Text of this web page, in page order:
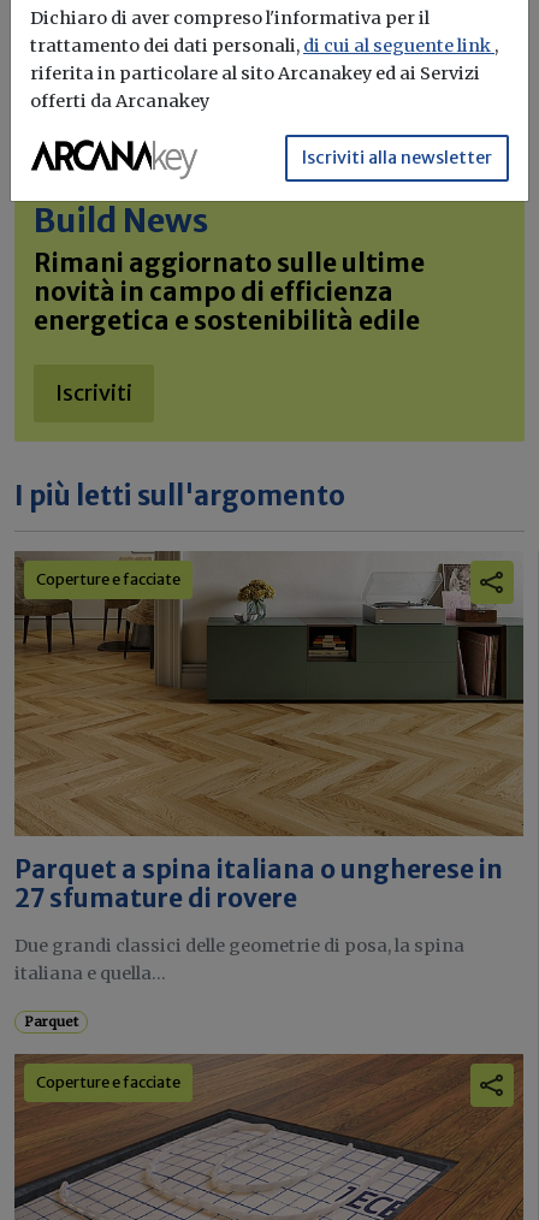
Iscriviti alla newsletter di
Build News
Rimani aggiornato sulle ultime
novità in campo di efficienza
energetica e sostenibilità edile
Iscriviti
I più letti sull'argomento
Coperture e facciate
Parquet a spina italiana o ungherese in
27 sfumature di rovere
Due grandi classici delle geometrie di posa, la spina
italiana e quella...
Parquet
Coperture e facciate
Dichiaro di aver compreso l'informativa per il
trattamento dei dati personali, di cui al seguente link ,
riferita in particolare al sito Arcanakey ed ai Servizi
offerti da Arcanakey
Iscriviti alla newsletter